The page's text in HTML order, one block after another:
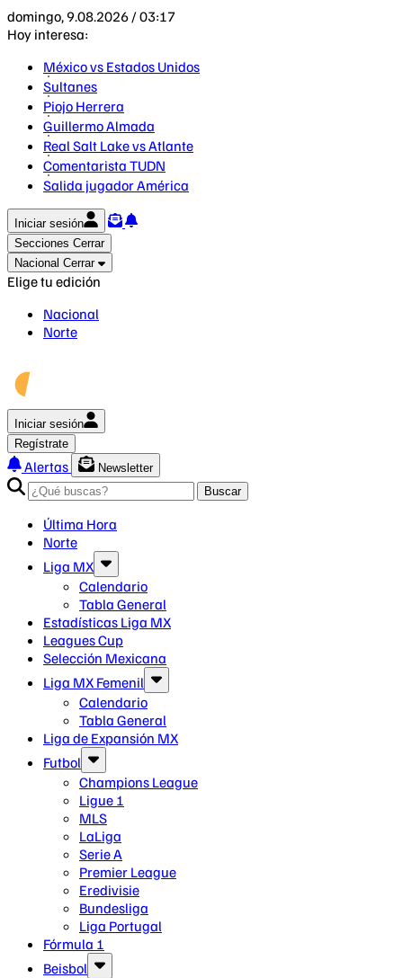
domingo, 9.08.2026 / 03:17
Hoy interesa:
México vs Estados Unidos
Sultanes
Piojo Herrera
Guillermo Almada
Real Salt Lake vs Atlante
Comentarista TUDN
Salida jugador América
Iniciar sesión
Secciones Cerrar
Nacional Cerrar
Elige tu edición
Nacional
Norte
Iniciar sesión
Regístrate
Alertas
Newsletter
Buscar
Última Hora
Norte
Liga MX
Calendario
Tabla General
Estadísticas Liga MX
Leagues Cup
Selección Mexicana
Liga MX Femenil
Calendario
Tabla General
Liga de Expansión MX
Futbol
Champions League
Ligue 1
MLS
LaLiga
Serie A
Premier League
Eredivisie
Bundesliga
Liga Portugal
Fórmula 1
Beisbol